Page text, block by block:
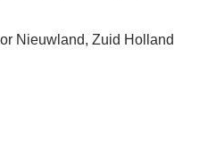
Nieuwland, Zuid Holland